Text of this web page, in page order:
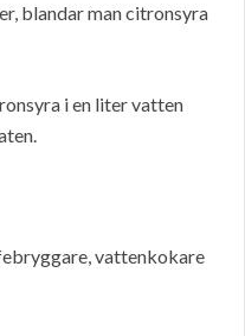
blandar man citronsyra
i en liter vatten
vattenkokare